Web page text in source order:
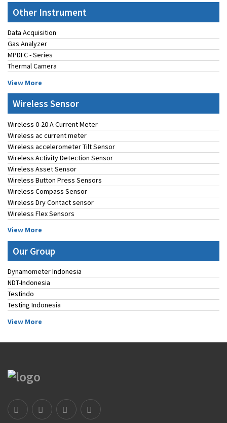
Other Instrument
Data Acquisition
Gas Analyzer
MPDI C - Series
Thermal Camera
View More
Wireless Sensor
Wireless 0-20 A Current Meter
Wireless ac current meter
Wireless accelerometer Tilt Sensor
Wireless Activity Detection Sensor
Wireless Asset Sensor
Wireless Button Press Sensors
Wireless Compass Sensor
Wireless Dry Contact sensor
Wireless Flex Sensors
View More
Our Group
Dynamometer Indonesia
NDT-Indonesia
Testindo
Testing Indonesia
View More